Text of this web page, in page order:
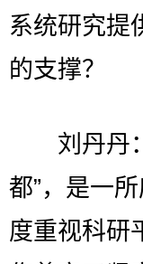
系统研究提
的支撑？
刘丹丹：
都”，是一
度重视科研